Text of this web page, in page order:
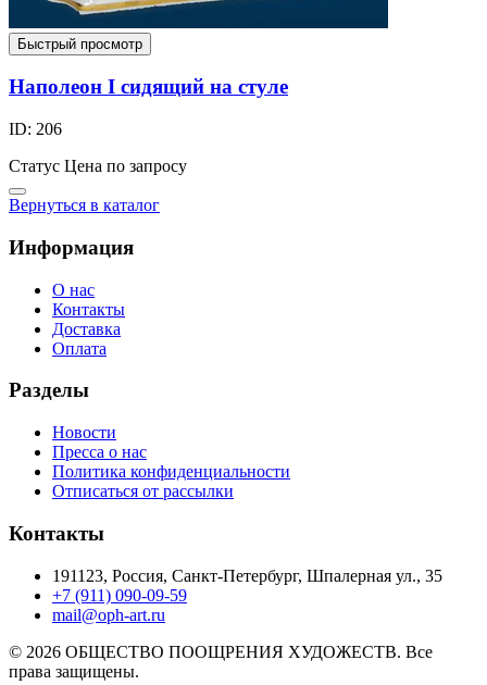
Быстрый просмотр
Наполеон I сидящий на стуле
ID: 206
Статус Цена по запросу
Вернуться в каталог
Информация
О нас
Контакты
Доставка
Оплата
Разделы
Новости
Пресса о нас
Политика конфиденциальности
Отписаться от рассылки
Контакты
191123, Россия, Санкт-Петербург, Шпалерная ул., 35
+7 (911) 090-09-59
mail@oph-art.ru
© 2026 ОБЩЕСТВО ПООЩРЕНИЯ ХУДОЖЕСТВ. Все
права защищены.